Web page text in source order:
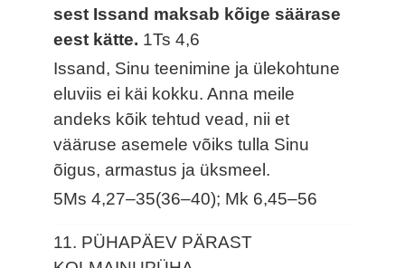
sest Issand maksab kõige säärase
eest kätte. 1Ts 4,6
Issand, Sinu teenimine ja ülekohtune
eluviis ei käi kokku. Anna meile
andeks kõik tehtud vead, nii et
vääruse asemele võiks tulla Sinu
õigus, armastus ja üksmeel.
5Ms 4,27–35(36–40); Mk 6,45–56
11. PÜHAPÄEV PÄRAST